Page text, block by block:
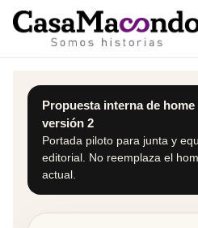
contenido
Propuesta interna de home
versión 2
Portada piloto para junta y
editorial. No reemplaza el
actual.